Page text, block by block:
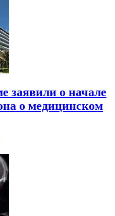
заявили о начале
о медицинском